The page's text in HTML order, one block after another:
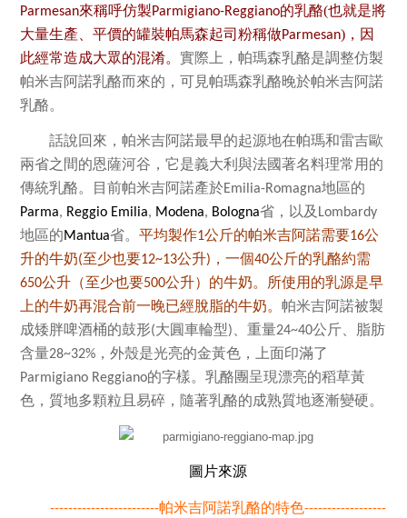
Parmesan來稱呼仿製Parmigiano-Reggiano的乳酪(也就是將
大量生產、平價的罐裝帕馬森起司粉稱做Parmesan)，因
此經常造成大眾的混淆。實際上，帕瑪森乳酪是調整仿製
帕米吉阿諾乳酪而來的，可見帕瑪森乳酪晚於帕米吉阿諾
乳酪。
話說回來，帕米吉阿諾最早的起源地在帕瑪和雷吉歐
兩省之間的恩薩河谷，它是義大利與法國著名料理常用的
傳統乳酪。目前帕米吉阿諾產於Emilia-Romagna地區的
Parma, Reggio Emilia, Modena, Bologna省，以及 Lombardy
地區的Mantua省。平均製作1公斤的帕米吉阿諾需要16公
升的牛奶(至少也要12~13公升) ，一個40公斤的乳酪約需
650公升（至少也要500公升）的牛奶。所使用的乳源是早
上的牛奶再混合前一晚已經脫脂的牛奶。帕米吉阿諾被製
成矮胖啤酒桶的鼓形(大圓車輪型) 、重量24~40公斤、脂肪
含量28~32% ，外殼是光亮的金黃色，上面印滿了
Parmigiano Reggiano的字樣。乳酪團呈現漂亮的稻草黃
色，質地多顆粒且易碎，隨著乳酪的成熟質地逐漸變硬。
圖片來源
------------------------帕米吉阿諾乳酪的特色------------------